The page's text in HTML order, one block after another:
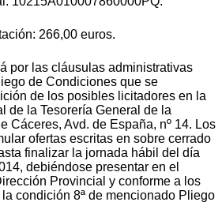
266,00 euros.
por las cláusulas administrativas
de Condiciones que se
de los posibles licitadores en la
de la Tesorería General de la
Cáceres, Avd. de España, nº 14. Los
ofertas escritas en sobre cerrado
finalizar la jornada hábil del día
debiéndose presentar en el
Provincial y conforme a los
condición 8ª de mencionado Pliego